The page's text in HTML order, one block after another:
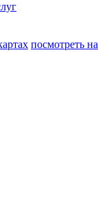
посмотреть на